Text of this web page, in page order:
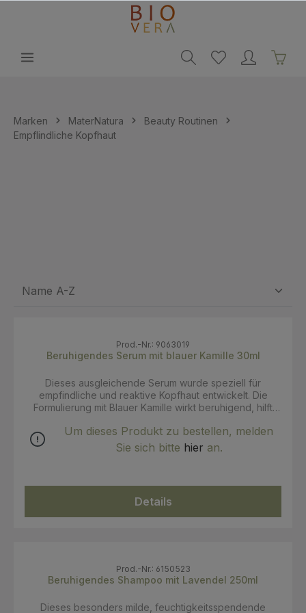
Marken MaterNatura
Beauty Routinen
Empflindliche Kopfhaut
Prod.-Nr.: 9063019
Beruhigendes Serum mit blauer Kamille 30ml
Dieses ausgleichende Serum wurde speziell für
empfindliche und reaktive Kopfhaut entwickelt. Die
Formulierung mit Blauer Kamille wirkt beruhigend, hilft
Schutz- und Feuchtigkeitsbarriere der Haut. Trockene
oder gereizte Bereiche der Kopfhaut werden gezielt
angenehmes, entspanntes Kopfhautgefühl. Anwendung:
Bei Bedarf einige Tropfen direkt auf die saubere
Um dieses Produkt zu bestellen, melden
Sie sich bitte hier an.
Details
Prod.-Nr.: 6150523
Beruhigendes Shampoo mit Lavendel 250ml
Dieses besonders milde, feuchtigkeitsspendende